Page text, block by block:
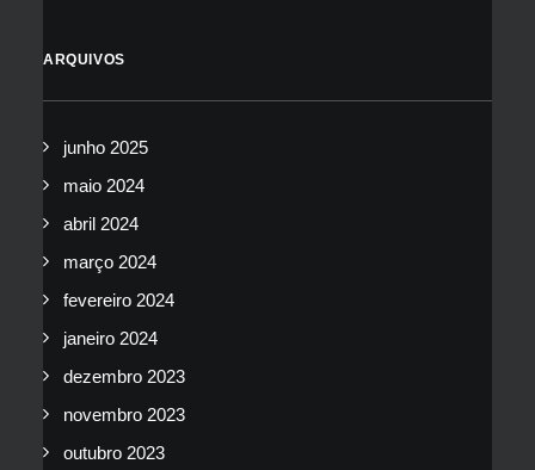
ARQUIVOS
junho 2025
maio 2024
abril 2024
março 2024
fevereiro 2024
janeiro 2024
dezembro 2023
novembro 2023
outubro 2023